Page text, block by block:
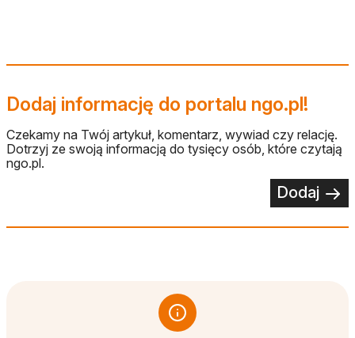
Dodaj informację do portalu ngo.pl!
Czekamy na Twój artykuł, komentarz, wywiad czy relację.
Dotrzyj ze swoją informacją do tysięcy osób, które czytają
ngo.pl.
Dodaj